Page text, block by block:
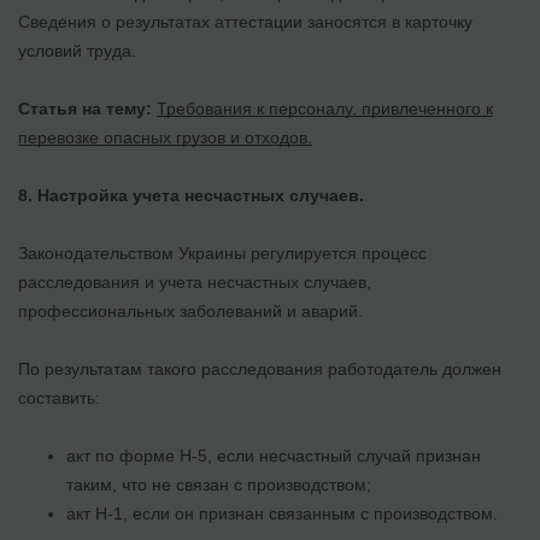
Сведения о результатах аттестации заносятся в карточку
условий труда.
Статья на тему: Требования к персоналу, привлеченного к
перевозке опасных грузов и отходов.
8. Настройка учета несчастных случаев.
Законодательством Украины регулируется процесс
расследования и учета несчастных случаев,
профессиональных заболеваний и аварий.
По результатам такого расследования работодатель должен
составить:
акт по форме Н-5, если несчастный случай признан
таким, что не связан с производством;
акт Н-1, если он признан связанным с производством.